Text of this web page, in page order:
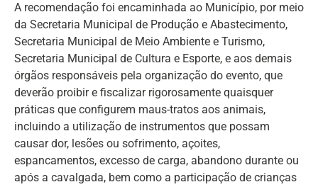
A recomendação foi encaminhada ao Município, por meio
da Secretaria Municipal de Produção e Abastecimento,
Secretaria Municipal de Meio Ambiente e Turismo,
Secretaria Municipal de Cultura e Esporte, e aos demais
órgãos responsáveis pela organização do evento, que
deverão proibir e fiscalizar rigorosamente quaisquer
práticas que configurem maus-tratos aos animais,
incluindo a utilização de instrumentos que possam
causar dor, lesões ou sofrimento, açoites,
espancamentos, excesso de carga, abandono durante ou
após a cavalgada, bem como a participação de crianças